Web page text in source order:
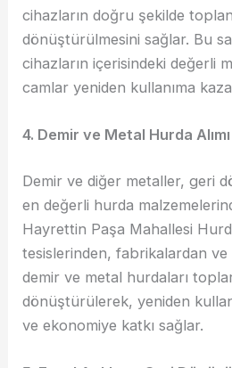
cihazların doğru şekilde
dönüştürülmesini sağlar. Bu
cihazların içerisindeki değerli
camlar yeniden kullanıma
4. Demir ve Metal Hurda Alımı
Demir ve diğer metaller, geri
en değerli hurda
Hayrettin Paşa Mahallesi
tesislerinden, fabrikalardan ve
demir ve metal hurdaları
dönüştürülerek, yeniden
ve ekonomiye katkı sağlar.